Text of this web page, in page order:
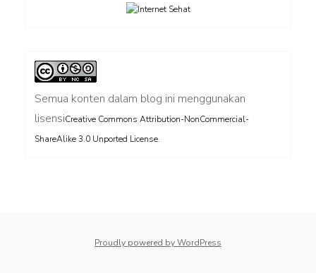
Semua konten dalam blog ini menggunakan
lisensiCreative Commons Attribution-NonCommercial-
ShareAlike 3.0 Unported License.
Proudly powered by WordPress